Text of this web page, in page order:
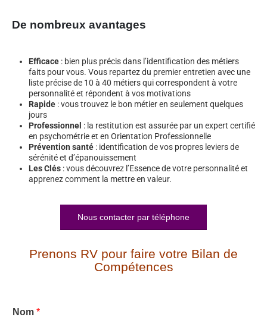
De nombreux avantages
Efficace : bien plus précis dans l’identification des métiers
faits pour vous. Vous repartez du premier entretien avec une
liste précise de 10 à 40 métiers qui correspondent à votre
personnalité et répondent à vos motivations
Rapide : vous trouvez le bon métier en seulement quelques
jours
Professionnel : la restitution est assurée par un expert certifié
en psychométrie et en Orientation Professionnelle
Prévention santé : identification de vos propres leviers de
sérénité et d’épanouissement
Les Clés : vous découvrez l’Essence de votre personnalité et
apprenez comment la mettre en valeur.
Nous contacter par téléphone
Prenons RV pour faire votre Bilan de
Compétences
Nom *